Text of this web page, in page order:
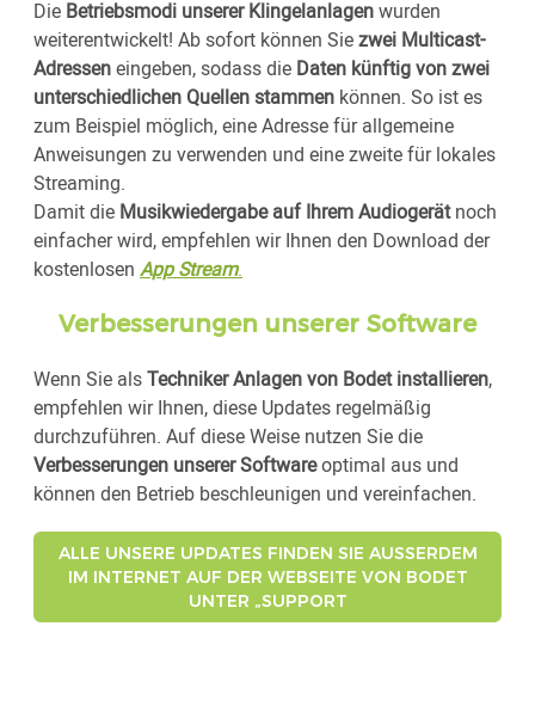
Die Betriebsmodi unserer Klingelanlagenwurden
weiterentwickelt! Ab sofort können Siezwei Multicast-
Adresseneingeben, sodass die Daten künftig von zwei
unterschiedlichen Quellen stammen können. So ist es
zum Beispiel möglich, eine Adresse für allgemeine
Anweisungen zu verwenden und eine zweite für lokales
Streaming.
Damit die Musikwiedergabe auf Ihrem Audiogerätnoch
einfacher wird, empfehlen wir Ihnen den Download der
kostenlosen App Stream.
Verbesserungen unserer Software
Wenn Sie alsTechniker Anlagen von Bodet installieren,
empfehlen wir Ihnen, diese Updates regelmäßig
durchzuführen. Auf diese Weise nutzen Sie die
Verbesserungen unserer Softwareoptimal aus und
können den Betrieb beschleunigen und vereinfachen.
ALLE UNSERE UPDATES FINDEN SIE AUSSERDEM I
M INTERNET AUF DER WEBSEITE VON BODET U
NTER „SUPPORT